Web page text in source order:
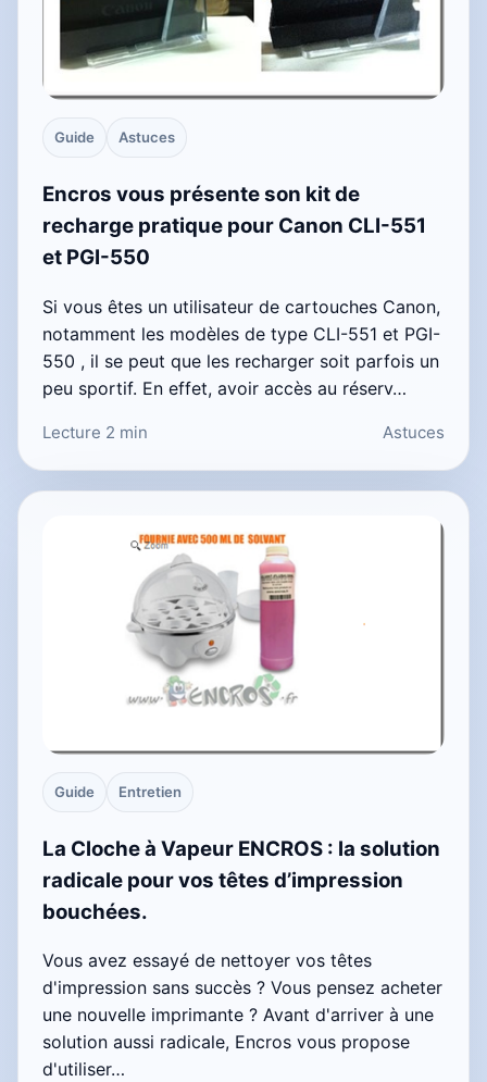
Guide Astuces
Encros vous présente son kit de
recharge pratique pour Canon CLI-551
et PGI-550
Si vous êtes un utilisateur de cartouches Canon,
notamment les modèles de type CLI-551 et PGI-
550 , il se peut que les recharger soit parfois un
peu sportif. En effet, avoir accès au réserv…
Lecture 2 min Astuces
Guide Entretien
La Cloche à Vapeur ENCROS : la solution
radicale pour vos têtes d’impression
bouchées.
Vous avez essayé de nettoyer vos têtes
d'impression sans succès ? Vous pensez acheter
une nouvelle imprimante ? Avant d'arriver à une
solution aussi radicale, Encros vous propose
d'utiliser…